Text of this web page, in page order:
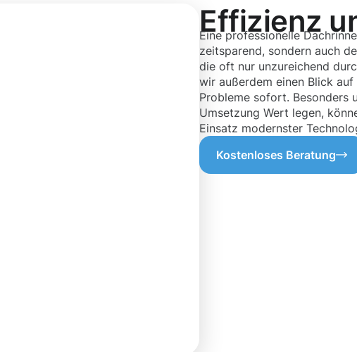
Effizienz
Eine professionelle
zeitsparend, sondern auch
die oft nur unzureichend
wir außerdem einen Blick
Probleme sofort. Besonders
Umsetzung Wert legen,
Einsatz modernster
Kostenloses Beratung